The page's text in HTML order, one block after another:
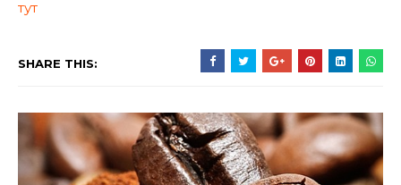
тут
SHARE THIS: